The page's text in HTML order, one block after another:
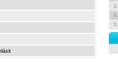
3.
4.
5.